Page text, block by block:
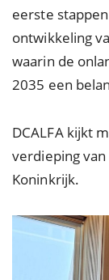
eerste
ontwikkeling
waarin de
2035 een
DCALFA kijkt
verdieping
Koninkrijk.